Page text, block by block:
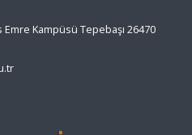
Kampüsü Tepebaşı 26470